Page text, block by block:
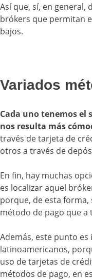
Así que, sí, en general,
brókers que permitan
bajos.
Variados
Cada uno tenemos el
nos resulta más
través de tarjeta de
otros a través de
En fin, hay muchas
es localizar aquel
porque, de esta
método de pago que a
Además, este punto
latinoamericanos,
uso de tarjetas de
métodos de pago, en